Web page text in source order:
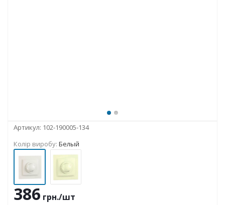
Артикул: 102-190005-134
Колір виробу: Белый
386 грн./шт